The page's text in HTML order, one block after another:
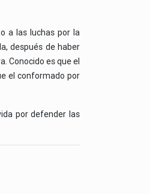
a las luchas por la
después de haber
Conocido es que el
el conformado por
por defender las